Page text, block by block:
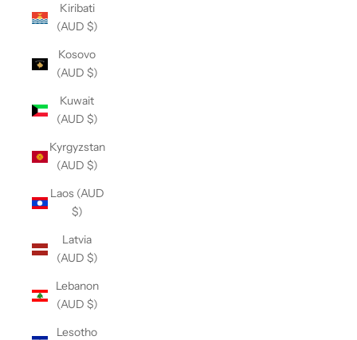
Kiribati
(AUD $)
Kosovo
(AUD $)
Kuwait
(AUD $)
Kyrgyzstan
(AUD $)
Laos (AUD
$)
Latvia
(AUD $)
Lebanon
(AUD $)
Lesotho